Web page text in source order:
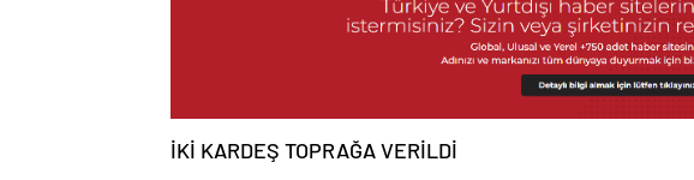
İKİ KARDEŞ TOPRAĞA VERİLDİ